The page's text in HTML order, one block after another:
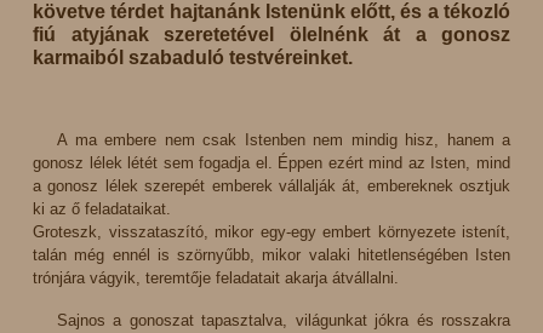
követve térdet hajtanánk Istenünk előtt, és a tékozló
fiú atyjának szeretetével ölelnénk át a gonosz
karmaiból szabaduló testvéreinket.
A ma embere nem csak Istenben nem mindig hisz, hanem a
gonosz lélek létét sem fogadja el. Éppen ezért mind az Isten, mind
a gonosz lélek szerepét emberek vállalják át, embereknek osztjuk
ki az ő feladataikat.
Groteszk, visszataszító, mikor egy-egy embert környezete istenít,
talán még ennél is szörnyűbb, mikor valaki hitetlenségében Isten
trónjára vágyik, teremtője feladatait akarja átvállalni.
Sajnos a gonoszat tapasztalva, világunkat jókra és rosszakra